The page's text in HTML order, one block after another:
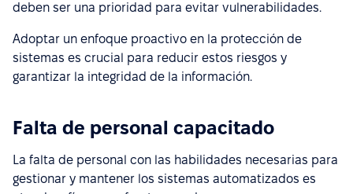
deben ser una prioridad para evitar vulnerabilidades.
Adoptar un enfoque proactivo en la protección de
sistemas es crucial para reducir estos riesgos y
garantizar la integridad de la información.
Falta de personal capacitado
La falta de personal con las habilidades necesarias para
gestionar y mantener los sistemas automatizados es